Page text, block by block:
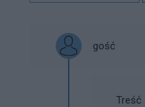
gość
Treść